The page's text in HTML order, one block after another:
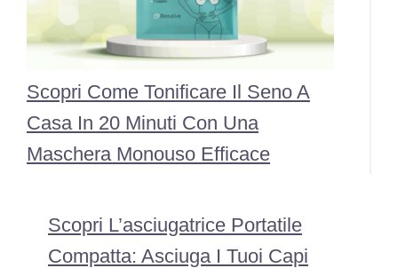
Scopri Come Tonificare Il Seno A
Casa In 20 Minuti Con Una
Maschera Monouso Efficace
Scopri L’asciugatrice Portatile
Compatta: Asciuga I Tuoi Capi